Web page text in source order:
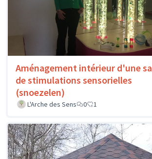
Aménagement intérieur d'une
de stimulations sensorielles
(snoezelen)
L'Arche des Sens 0 1